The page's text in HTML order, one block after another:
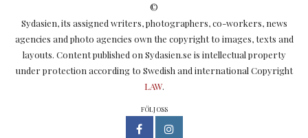
©
Sydasien, its assigned writers, photographers, co-workers, news
agencies and photo agencies own the copyright to images, texts and
layouts. Content published on Sydasien.se is intellectual property
under protection according to Swedish and international Copyright
LAW.
FÖLJ OSS